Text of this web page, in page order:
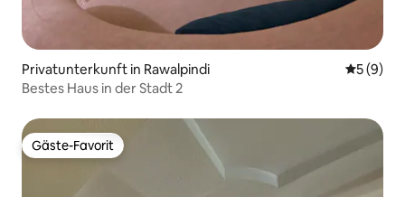
Privatunterkunft in Rawalpindi
5 (9)
Bestes Haus in der Stadt 2
Gäste-Favorit
Gäste-Favorit